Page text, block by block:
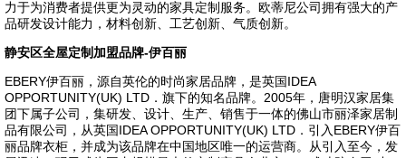
力于为消费者提供更为灵动的家具定制服务。欧蒂尼公司拥有强大的产
品研发设计能力，材料创新、工艺创新、气质创新。
静安区全屋定制加盟品牌-伊百丽
EBERY伊百丽，源自英伦的时尚家居品牌，是英国IDEA
OPPORTUNITY(UK) LTD．旗下的知名品牌。2005年，唐明汉家居集
团下属子公司，集研发、设计、生产、销售于一体的佛山市丽泽家居制
品有限公司，从英国IDEA OPPORTUNITY(UK) LTD．引入EBERY伊百
丽品牌衣柜，并成为该品牌在中国地区唯一的运营商。从引入至今，发